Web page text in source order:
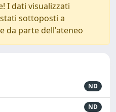
I dati visualizzati
sottoposti a
da parte dell'ateneo
ND
ND